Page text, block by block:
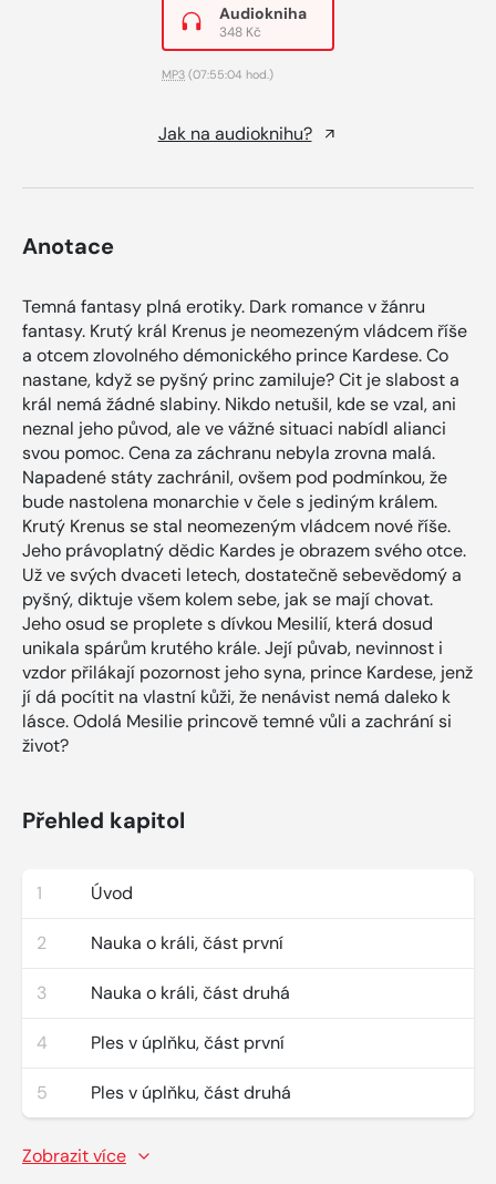
Audiokniha
348 Kč
MP3 (07:55:04 hod.)
Jak na audioknihu?
Anotace
Temná fantasy plná erotiky. Dark romance v žánru
fantasy. Krutý král Krenus je neomezeným vládcem říše
a otcem zlovolného démonického prince Kardese. Co
nastane, když se pyšný princ zamiluje? Cit je slabost a
král nemá žádné slabiny. Nikdo netušil, kde se vzal, ani
neznal jeho původ, ale ve vážné situaci nabídl alianci
svou pomoc. Cena za záchranu nebyla zrovna malá.
Napadené státy zachránil, ovšem pod podmínkou, že
bude nastolena monarchie v čele s jediným králem.
Krutý Krenus se stal neomezeným vládcem nové říše.
Jeho právoplatný dědic Kardes je obrazem svého otce.
Už ve svých dvaceti letech, dostatečně sebevědomý a
pyšný, diktuje všem kolem sebe, jak se mají chovat.
Jeho osud se proplete s dívkou Mesilií, která dosud
unikala spárům krutého krále. Její půvab, nevinnost i
vzdor přilákají pozornost jeho syna, prince Kardese, jenž
jí dá pocítit na vlastní kůži, že nenávist nemá daleko k
lásce. Odolá Mesilie princově temné vůli a zachrání si
život?
Přehled kapitol
1 Úvod
2 Nauka o králi, část první
3 Nauka o králi, část druhá
4 Ples v úplňku, část první
5 Ples v úplňku, část druhá
Zobrazit více